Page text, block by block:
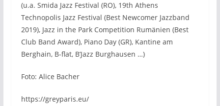
(u.a. Smida Jazz Festival (RO), 19th Athens
Technopolis Jazz Festival (Best Newcomer Jazzband
2019), Jazz in the Park Competition Rumänien (Best
Club Band Award), Piano Day (GR), Kantine am
Berghain, B-flat, B’Jazz Burghausen …)
Foto: Alice Bacher
https://greyparis.eu/